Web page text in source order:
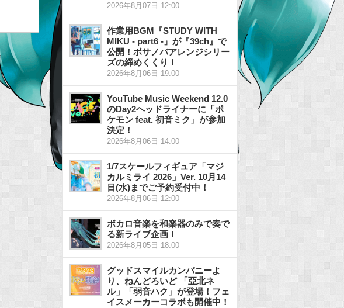
2026年8月07日 12:00
作業用BGM『STUDY WITH
MIKU - part6 -』が『39ch』で
公開！ボサノバアレンジシリー
ズの締めくくり！
2026年8月06日 19:00
YouTube Music Weekend 12.0
のDay2ヘッドライナーに「ポ
ケモン feat. 初音ミク」が参加
決定！
2026年8月06日 14:00
1/7スケールフィギュア「マジ
カルミライ 2026」Ver. 10月14
日(水)までご予約受付中！
2026年8月06日 12:00
ボカロ音楽を和楽器のみで奏で
る新ライブ企画！
2026年8月05日 18:00
グッドスマイルカンパニーよ
り、ねんどろいど 「亞北ネ
ル」「弱音ハク」が登場！フェ
イスメーカーコラボも開催中！